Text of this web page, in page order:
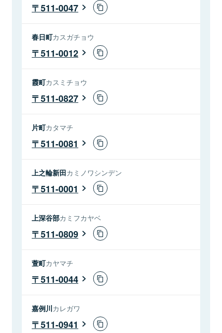
511-0047
春日町カスガチョウ
511-0012
霞町カスミチョウ
511-0827
片町カタマチ
511-0081
上之輪新田カミノワシンデン
511-0001
上深谷部カミフカヤベ
511-0809
萱町カヤマチ
511-0044
嘉例川カレガワ
511-0941